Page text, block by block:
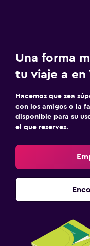
Una forma
tu viaje a en
Hacemos que sea
con los amigos o la
disponible para su
el que reserves.